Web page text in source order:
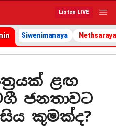
Listen LIVE
Siwenimanaya Nethsaraya
ළඟ
ජනතාවට
කුමක්ද?